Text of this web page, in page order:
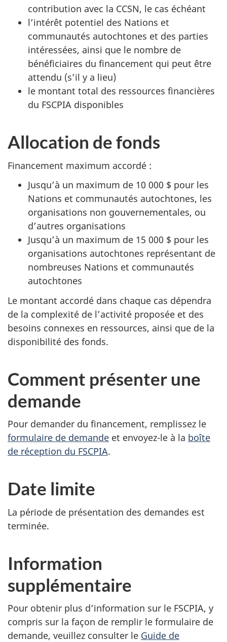
contribution avec la CCSN, le cas échéant
l’intérêt potentiel des Nations et
communautés autochtones et des parties
intéressées, ainsi que le nombre de
bénéficiaires du financement qui peut être
attendu (s’il y a lieu)
le montant total des ressources financières
du FSCPIA disponibles
Allocation de fonds
Financement maximum accordé :
Jusqu’à un maximum de 10 000 $ pour les
Nations et communautés autochtones, les
organisations non gouvernementales, ou
d’autres organisations
Jusqu’à un maximum de 15 000 $ pour les
organisations autochtones représentant de
nombreuses Nations et communautés
autochtones
Le montant accordé dans chaque cas dépendra
de la complexité de l’activité proposée et des
besoins connexes en ressources, ainsi que de la
disponibilité des fonds.
Comment présenter une
demande
Pour demander du financement, remplissez le
formulaire de demande et envoyez-le à la boîte
de réception du FSCPIA.
Date limite
La période de présentation des demandes est
terminée.
Information
supplémentaire
Pour obtenir plus d’information sur le FSCPIA, y
compris sur la façon de remplir le formulaire de
demande, veuillez consulter le Guide de